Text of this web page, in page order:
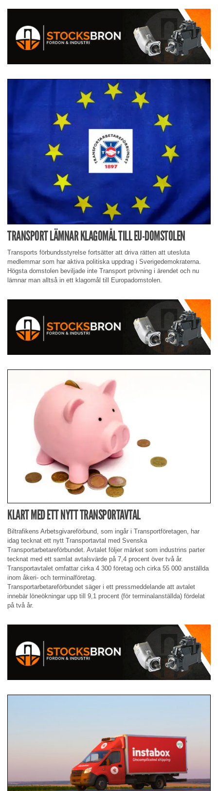
TRANSPORT LÄMNAR KLAGOMÅL TILL EU-DOMSTOLEN
Transports förbundsstyrelse fortsätter att driva rätten att utesluta
medlemmar som har aktiva politiska uppdrag i Sverigedemokraterna.
Högsta domstolen beviljade inte Transport prövning i ärendet och nu
lämnar man alltså in ett klagomål till Europadomstolen.
KLART MED ETT NYTT TRANSPORTAVTAL
Biltrafikens Arbetsgivareförbund, som ingår i Transportföretagen, har
idag tecknat ett nytt Transportavtal med Svenska
Transportarbetareförbundet. Avtalet följer märket som industrins parter
tecknat med ett samlat avtalsvärde på 7,4 procent över två år.
Transportavtalet omfattar cirka 4 300 företag och cirka 55 000 anställda
inom åkeri- och terminalföretag.
Transportarbetareförbundet säger i ett pressmeddelande att avtalet
innebär löneökningar upp till 9,1 procent (för terminalanställda) fördelat
på två år.